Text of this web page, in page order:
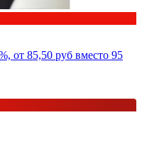
от 85,50 руб вместо 95